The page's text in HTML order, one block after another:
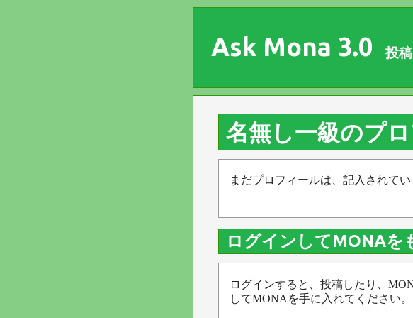
Ask Mona 3.0 投
名無し一級のプ
まだプロフィールは、記入されてい
ログインしてMONAを
ログインすると、投稿したり、
してMONAを手に入れてください。